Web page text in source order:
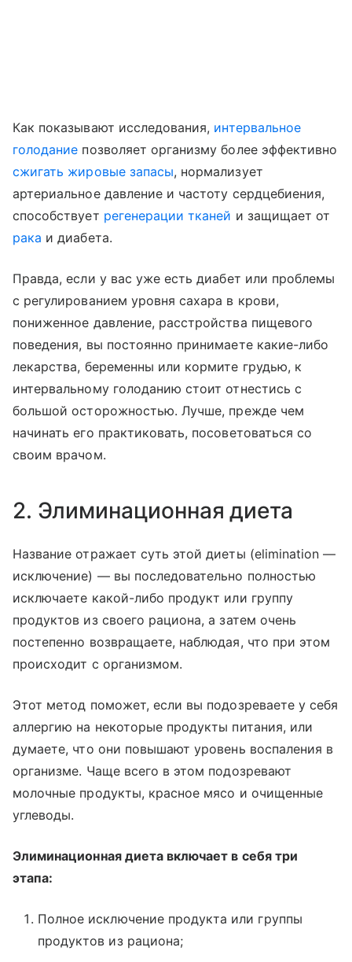
Как показывают исследования, интервальное
голодание позволяет организму более эффективно
сжигать жировые запасы, нормализует
артериальное давление и частоту сердцебиения,
способствует регенерации тканей и защищает от
рака и диабета.
Правда, если у вас уже есть диабет или проблемы
с регулированием уровня сахара в крови,
пониженное давление, расстройства пищевого
поведения, вы постоянно принимаете какие-либо
лекарства, беременны или кормите грудью, к
интервальному голоданию стоит отнестись с
большой осторожностью. Лучше, прежде чем
начинать его практиковать, посоветоваться со
своим врачом.
2. Элиминационная диета
Название отражает суть этой диеты (elimination —
исключение) — вы последовательно полностью
исключаете какой-либо продукт или группу
продуктов из своего рациона, а затем очень
постепенно возвращаете, наблюдая, что при этом
происходит с организмом.
Этот метод поможет, если вы подозреваете у себя
аллергию на некоторые продукты питания, или
думаете, что они повышают уровень воспаления в
организме. Чаще всего в этом подозревают
молочные продукты, красное мясо и очищенные
углеводы.
Элиминационная диета включает в себя три
этапа:
Полное исключение продукта или группы
продуктов из рациона;